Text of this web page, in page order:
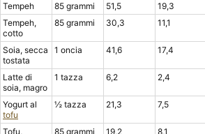
Tempeh 85 grammi 51,5 19,3
Tempeh,
cotto
85 grammi 30,3 11,1
Soia, secca
tostata
1 oncia 41,6 17,4
Latte di
soia, magro
1 tazza 6,2 2,4
Yogurt al
tofu
½ tazza 21,3 7,5
Tofu,
85 grammi 19,2 8,1